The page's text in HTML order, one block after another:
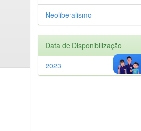
Neoliberalismo
Data de Disponibilização
2023